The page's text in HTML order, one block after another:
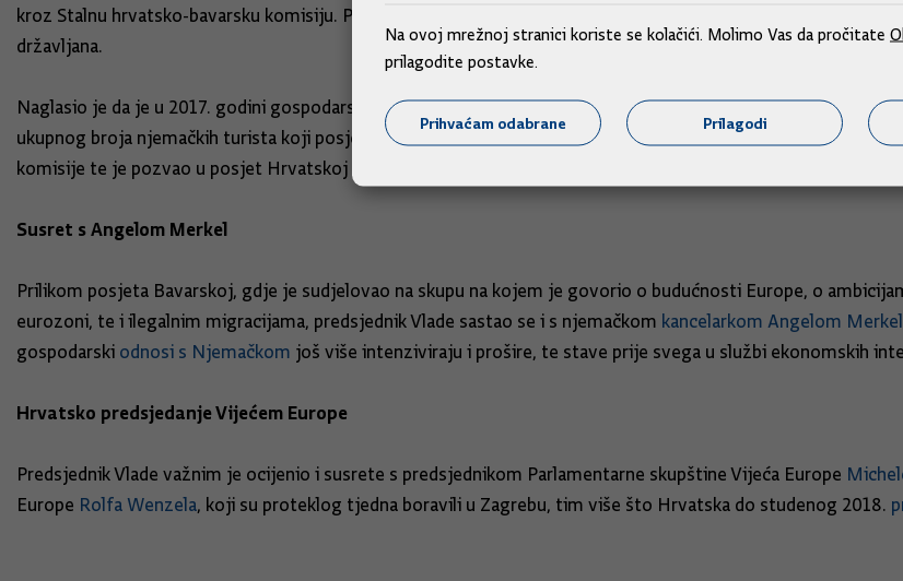
kroz Stalnu hrvatsko-bavarsku komisiju. Podsjetio je da u toj bogatoj i velikoj njemačkoj pokrajini, koja broji
državljana.
Naglasio je da je u 2017. godini gospodarska razmjena premašila milijardu eura, a 1,2 milijuna turista iz
ukupnog broja njemačkih turista koji posjećuju Hrvatsku. Stoga je potrebno intenzivirati gospodarsku
komisije te je pozvao u posjet Hrvatskoj predsjednika Vlade Bavarske.
Susret s Angelom Merkel
Prilikom posjeta Bavarskoj, gdje je sudjelovao na skupu na kojem je govorio o budućnosti Europe, o
eurozoni, te i ilegalnim migracijama, predsjednik Vlade sastao se i s njemačkom kancelarkom Angelom Merkel
gospodarski odnosi s Njemačkom još više intenziviraju i prošire, te stave prije svega u službi ekonomskih
Hrvatsko predsjedanje Vijećem Europe
Predsjednik Vlade važnim je ocijenio i susrete s predsjednikom Parlamentarne skupštine Vijeća Europe
Europe Rolfa Wenzela, koji su proteklog tjedna boravili u Zagrebu, tim više što Hrvatska do studenog 2018.
Na ovoj mrežnoj stranici koriste se kolačići. Molimo Vas da pročitate
prilagodite postavke.
Prihvaćam odabrane Prilagodi